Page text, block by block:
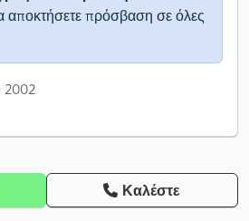
αποκτήσετε πρόσβαση σε όλες
2002
Καλέστε